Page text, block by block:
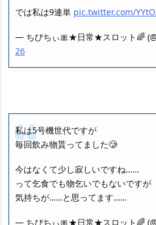
では私は9連単 pic.twitter.com/
— ちびちぃ︎︎🎀★日常★スロット🌈
26
私は5号機世代ですが
毎回飲み物貰ってました🥲
今はなくて少し寂しいですね……
って乞食でも物乞いでもないですが
気持ちが……と思ってます……
— ちびちぃ︎︎🎀★日常★スロット🌈